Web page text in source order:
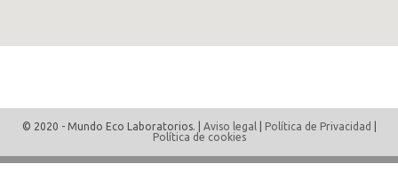
© 2020 - Mundo Eco Laboratorios. | Aviso legal Política de Privacidad
Política de cookies